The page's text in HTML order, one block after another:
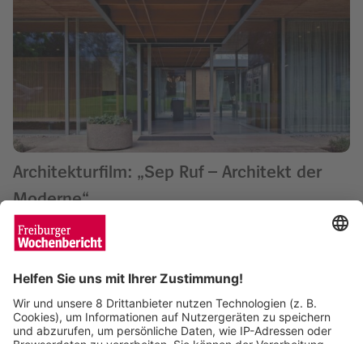
Architekturfilm: „Sep Ruf – Architekt der
Moderne“